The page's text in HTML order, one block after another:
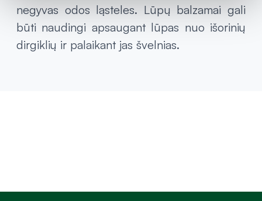
negyvas odos ląsteles. Lūpų balzamai gali
būti naudingi apsaugant lūpas nuo išorinių
dirgiklių ir palaikant jas švelnias.